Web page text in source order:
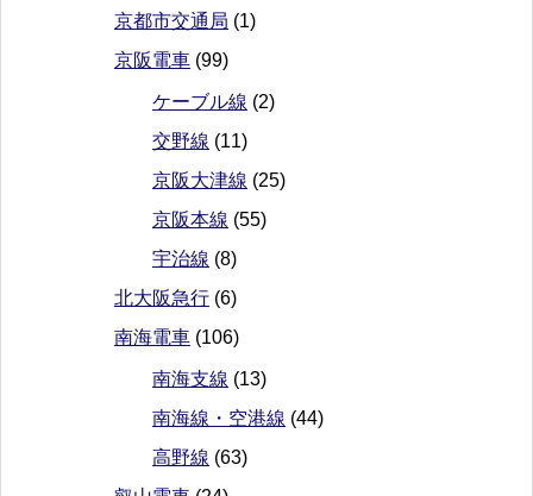
京都市交通局 (1)
京阪電車 (99)
ケーブル線 (2)
交野線 (11)
京阪大津線 (25)
京阪本線 (55)
宇治線 (8)
北大阪急行 (6)
南海電車 (106)
南海支線 (13)
南海線・空港線 (44)
高野線 (63)